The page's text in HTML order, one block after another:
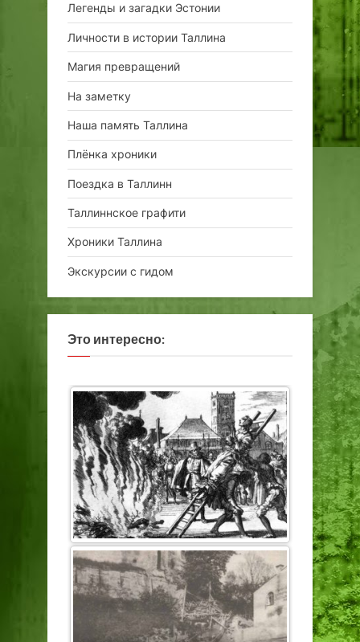
Легенды и загадки Эстонии
Личности в истории Таллина
Магия превращений
На заметку
Наша память Таллина
Плёнка хроники
Поездка в Таллинн
Таллиннское графити
Хроники Таллина
Экскурсии с гидом
Это интересно: